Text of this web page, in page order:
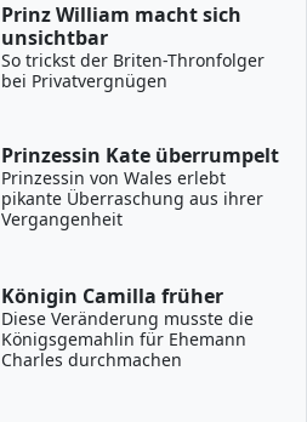
Prinz William macht sich
unsichtbar
So trickst der Briten-Thronfolger
bei Privatvergnügen
Prinzessin Kate überrumpelt
Prinzessin von Wales erlebt
pikante Überraschung aus ihrer
Vergangenheit
Königin Camilla früher
Diese Veränderung musste die
Königsgemahlin für Ehemann
Charles durchmachen